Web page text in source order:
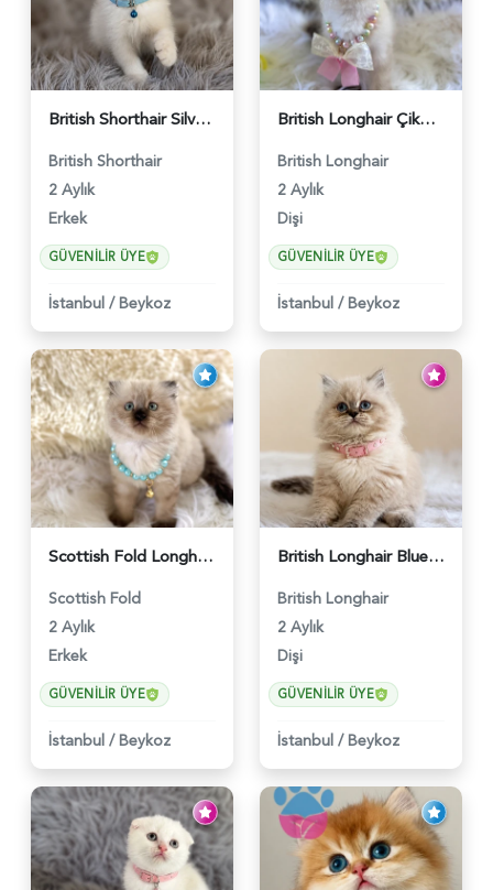
British Shorthair Silver Point Erkek 2 Aylık - 6122
British Shorthair
2 Aylık
Erkek
GÜVENILIR ÜYE
İstanbul / Beykoz
British Longhair Çikolata Nadir Renk Göz Kamaştırıcı - 6117
British Longhair
2 Aylık
Dişi
GÜVENILIR ÜYE
İstanbul / Beykoz
Scottish Fold Longhair Çikolata Erkek Yavrumuz - 6119
Scottish Fold
2 Aylık
Erkek
GÜVENILIR ÜYE
İstanbul / Beykoz
British Longhair Blue Point Afrodit Yuva Arıyor - 6118
British Longhair
2 Aylık
Dişi
GÜVENILIR ÜYE
İstanbul / Beykoz